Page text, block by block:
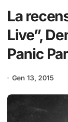
La
Live”,
Panic
Gen 13, 2015